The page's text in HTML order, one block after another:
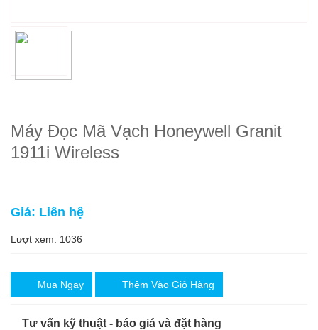
Máy Đọc Mã Vạch Honeywell Granit
1911i Wireless
Giá: Liên hệ
Lượt xem: 1036
Mua Ngay Thêm Vào Giỏ Hàng
Tư vấn kỹ thuật - báo giá và đặt hàng